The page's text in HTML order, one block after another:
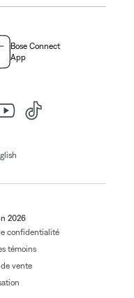
Bose Connect
App
2026
confidentialité
témoins
vente